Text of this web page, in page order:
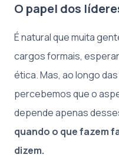
O papel dos
É natural que muita
cargos formais,
ética. Mas, ao longo
percebemos que o
depende apenas
quando o que fazem
dizem.